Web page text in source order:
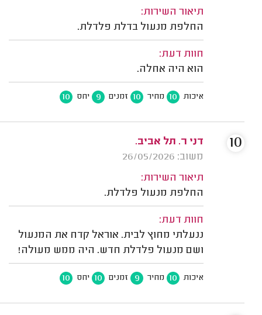
תיאור השירות:
החלפת מנעול בדלת פלדלת.
חוות דעת:
הוא היה אחלה.
איכות 10 מחיר 10 זמנים 9 יחס 10
דני ר. תל אביב.
משוב: 26/05/2026
תיאור השירות:
החלפת מנעול פלדלת.
חוות דעת:
ננעלתי מחוץ לבית. אוראל קדח את המנעול
ושם מנעול פלדלת חדש. היה ממש מעולה!
איכות 10 מחיר 9 זמנים 10 יחס 10
10